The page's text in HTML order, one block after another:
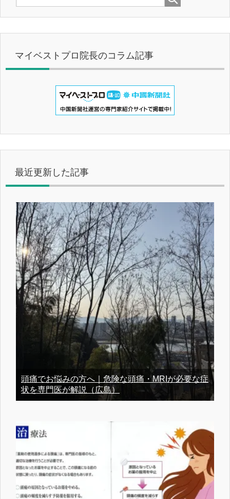
マイベストプロ院長のコラム記事
最近更新した記事
頭痛でお悩みの方へ｜危険な頭痛・MRIが必要な症
状を専門医が解説（広島）